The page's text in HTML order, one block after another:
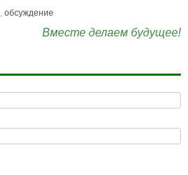
, обсуждение
Вместе делаем будущее!